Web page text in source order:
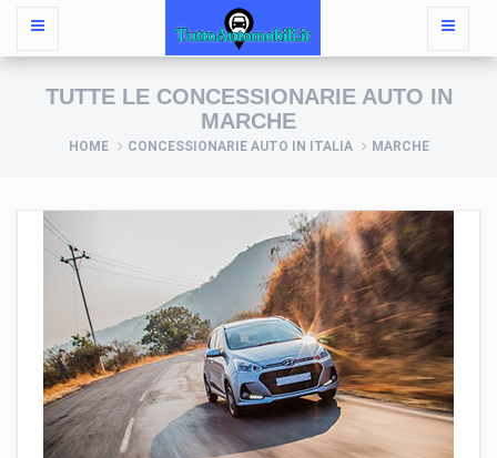
TUTTE LE CONCESSIONARIE AUTO IN
MARCHE
HOME CONCESSIONARIE AUTO IN ITALIA MARCHE